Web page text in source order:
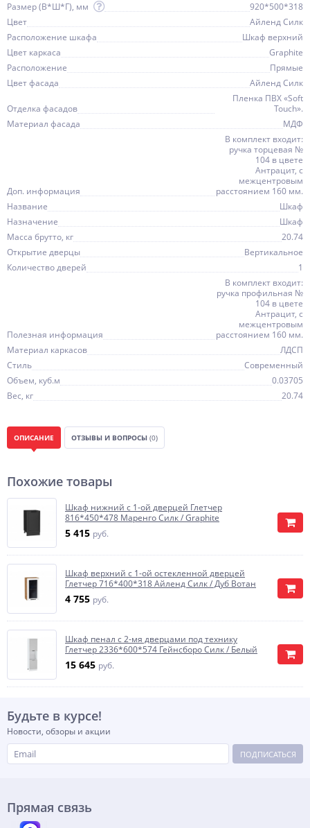
Размер (В*Ш*Г), мм
920*500*318
Цвет
Айленд Силк
Расположение шкафа
Шкаф верхний
Цвет каркаса
Graphite
Расположение
Прямые
Цвет фасада
Айленд Силк
Отделка фасадов
Пленка ПВХ «Soft
Touch».
Материал фасада
МДФ
Доп. информация
В комплект входит:
ручка торцевая №
104 в цвете
Антрацит, с
межцентровым
расстоянием 160 мм.
Название
Шкаф
Назначение
Шкаф
Масса брутто, кг
20.74
Открытие дверцы
Вертикальное
Количество дверей
1
Полезная информация
В комплект входит:
ручка профильная №
104 в цвете
Антрацит, с
межцентровым
расстоянием 160 мм.
Материал каркасов
ЛДСП
Стиль
Современный
Объем, куб.м
0.03705
Вес, кг
20.74
ОПИСАНИЕ ОТЗЫВЫ И ВОПРОСЫ (0)
Похожие товары
Шкаф нижний с 1-ой дверцей Глетчер
816*450*478 Маренго Силк / Graphite
5 415 руб.
Шкаф верхний с 1-ой остекленной дверцей
Глетчер 716*400*318 Айленд Силк / Дуб Вотан
4 755 руб.
Шкаф пенал с 2-мя дверцами под технику
Глетчер 2336*600*574 Гейнсборо Силк / Белый
15 645 руб.
Будьте в курсе!
Новости, обзоры и акции
ПОДПИСАТЬСЯ
Прямая связь